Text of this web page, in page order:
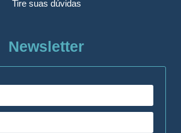
Tire suas dúvidas
Newsletter